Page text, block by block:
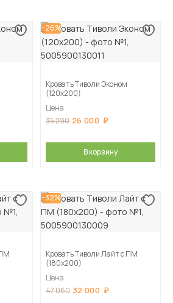
-26%
Кровать Тиволи Эконом
(120х200)
Цена
35 290 26 000
В корзину
-32%
Кровать Тиволи Лайт с ПМ
(180х200)
Цена
47 060 32 000